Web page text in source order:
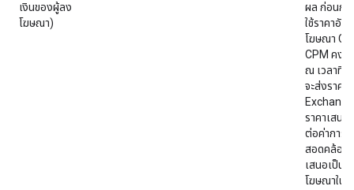
เงินของผู้ลง
โฆษณา)
ผล ก่อนกา
ใช้ราคาอัน
โฆษณา
CPM คงที่
ณ เวลาที่เ
จะส่งราคา
ราคาเสน
ต่อค่าการ
สอดคล้อง
เสนอเป็น
โฆษณาใน